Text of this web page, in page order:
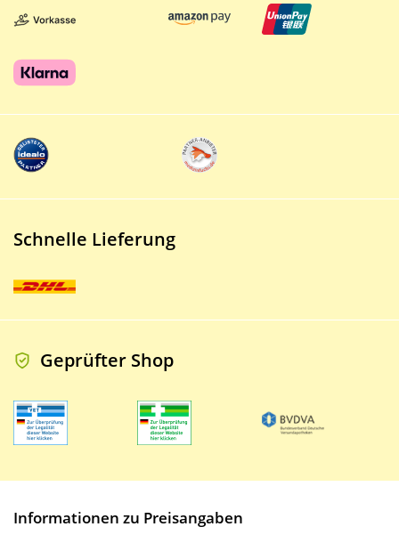
Schnelle Lieferung
Geprüfter Shop
Informationen zu Preisangaben